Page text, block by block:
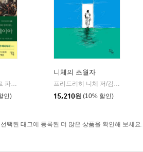
호메로스 저/페테르 파울 루벤스 그림/박문재 역 |
현대지성
인)
니체의 초월자
프리드리히 니체 저/김철 편역
15,210원 (10% 할인)
택된 태그에 등록된 더 많은 상품을 확인해 보세요.